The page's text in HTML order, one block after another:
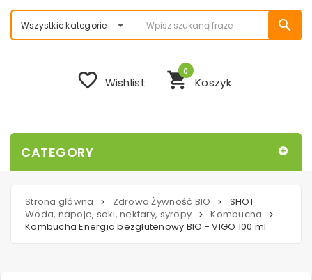
Wszystkie kategorie search
shopping_cart Koszyk
0
favorite_border Wishlist
CATEGORY
Strona główna > Zdrowa Żywność BIO
>
Woda, napoje, soki, nektary, syropy > Kombucha >
SHOT
Kombucha Energia bezglutenowy BIO - VIGO 100 ml